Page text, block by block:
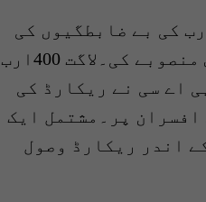
رکن قاسم سراج سومرو نے کہا کے آر بی او ڈی میں 10 ارب کی بے ضابطگیوں کی
تحقیقات کی وجہ سے یہ منصوبہ 10سالوں سے بند پڑا ہے اب اس منصوبے کی۔لاگت 400ارب
کہاں سے 400 ارب دے گی۔پی اے سی نے ریکارڈ کی
پر۔مشتمل ایک
دے دی جو کمیٹی ریکارڈ کے حصول کے بعد 15 دن کے اندر ریکارڈ وصول